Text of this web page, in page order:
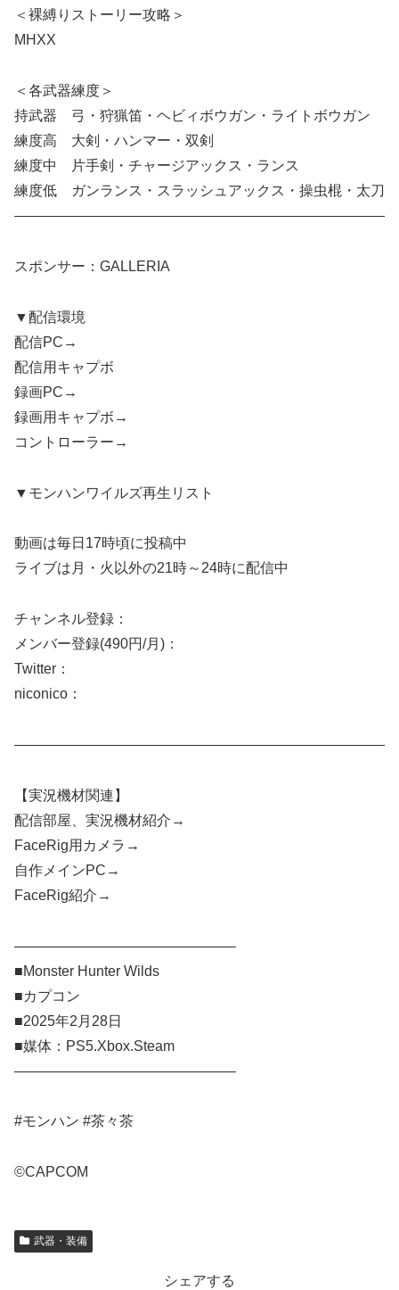
＜裸縛りストーリー攻略＞
MHXX
＜各武器練度＞
持武器 弓・狩猟笛・ヘビィボウガン・ライトボウガン
練度高 大剣・ハンマー・双剣
練度中 片手剣・チャージアックス・ランス
練度低 ガンランス・スラッシュアックス・操虫棍・太刀
——————————————————————————
スポンサー：GALLERIA
▼配信環境
配信PC→
配信用キャプボ
録画PC→
録画用キャプボ→
コントローラー→
▼モンハンワイルズ再生リスト
動画は毎日17時頃に投稿中
ライブは月・火以外の21時～24時に配信中
チャンネル登録：​​
メンバー登録(490円/月)：
Twitter：​​
niconico：​​
——————————————————————————
【実況機材関連】
配信部屋、実況機材紹介→​​
FaceRig用カメラ→​​
自作メインPC→​​
FaceRig紹介→​​
———————————————–
■Monster Hunter Wilds
■カプコン
■2025年2月28日
■媒体：PS5.Xbox.Steam
———————————————–
#モンハン #茶々茶​
©CAPCOM
武器・装備
シェアする